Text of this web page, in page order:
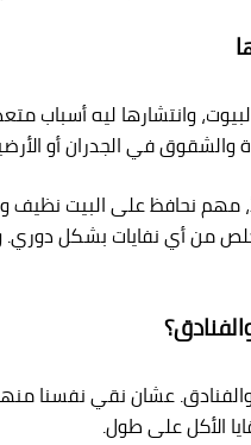
وانتشارها ليه أسباب
والشقوق في الجدران أو
مهم نحافظ على البيت نظيف
من أي نفايات بشكل
عشان نقي نفسنا
الأكل على طول.